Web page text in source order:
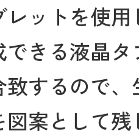
レットを使
できる液晶
致するので
図案として